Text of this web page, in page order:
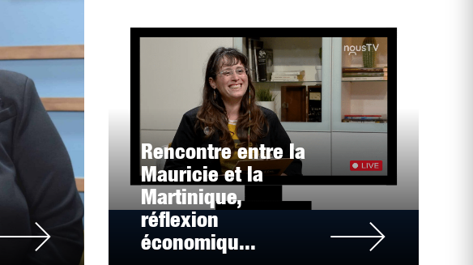
Rencontre entre la
Mauricie et la
Martinique,
réflexion
économiqu...